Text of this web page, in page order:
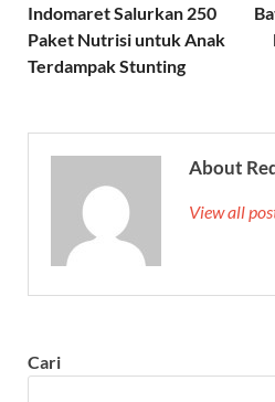
Indomaret Salurkan 250
Paket Nutrisi untuk Anak
Terdampak Stunting
About
View all
Cari